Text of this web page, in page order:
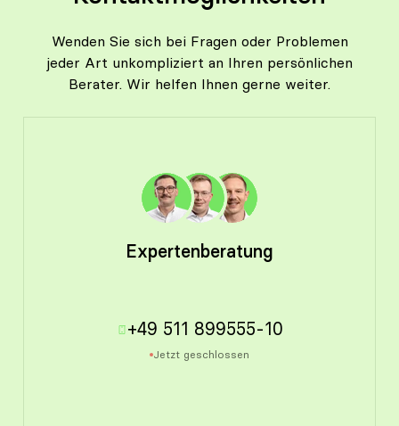
Wenden Sie sich bei Fragen oder Problemen
jeder Art unkompliziert an Ihren persönlichen
Berater. Wir helfen Ihnen gerne weiter.
Expertenberatung
+49 511 899555-10
Jetzt geschlossen